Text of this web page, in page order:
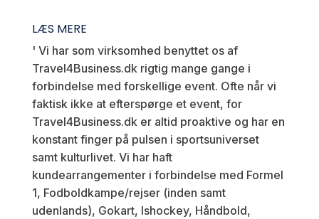
LÆS MERE
' Vi har som virksomhed benyttet os af
Travel4Business.dk rigtig mange gange i
forbindelse med forskellige event. Ofte når vi
faktisk ikke at efterspørge et event, for
Travel4Business.dk er altid proaktive og har en
konstant finger på pulsen i sportsuniverset
samt kulturlivet. Vi har haft
kundearrangementer i forbindelse med Formel
1, Fodboldkampe/rejser (inden samt
udenlands), Gokart, Ishockey, Håndbold,